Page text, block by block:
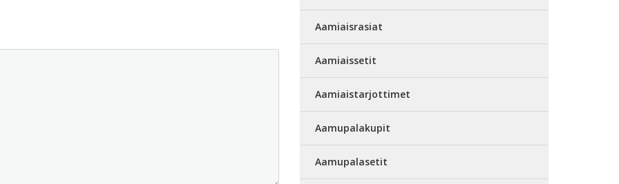
Aamiaisrasiat
Aamiaissetit
Aamiaistarjottimet
Aamupalakupit
Aamupalasetit